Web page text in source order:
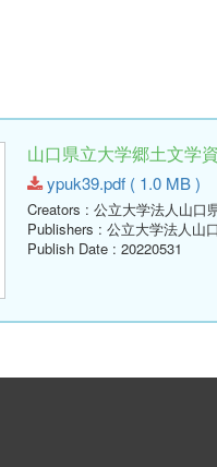
山口県立大学郷土文学
ypuk39.pdf ( 1.0 MB )
Creators : 公立大学法人山口
Publishers : 公立大学法人山
Publish Date : 20220531